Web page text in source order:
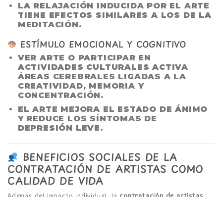
LA RELAJACIÓN INDUCIDA POR EL ARTE
TIENE EFECTOS SIMILARES A LOS DE LA
MEDITACIÓN.
ESTÍMULO EMOCIONAL Y COGNITIVO
VER ARTE O PARTICIPAR EN
ACTIVIDADES CULTURALES ACTIVA
ÁREAS CEREBRALES LIGADAS A LA
CREATIVIDAD, MEMORIA Y
CONCENTRACIÓN.
EL ARTE MEJORA EL ESTADO DE ÁNIMO
Y REDUCE LOS SÍNTOMAS DE
DEPRESIÓN LEVE.
BENEFICIOS SOCIALES DE LA
CONTRATACIÓN DE ARTISTAS COMO
CALIDAD DE VIDA